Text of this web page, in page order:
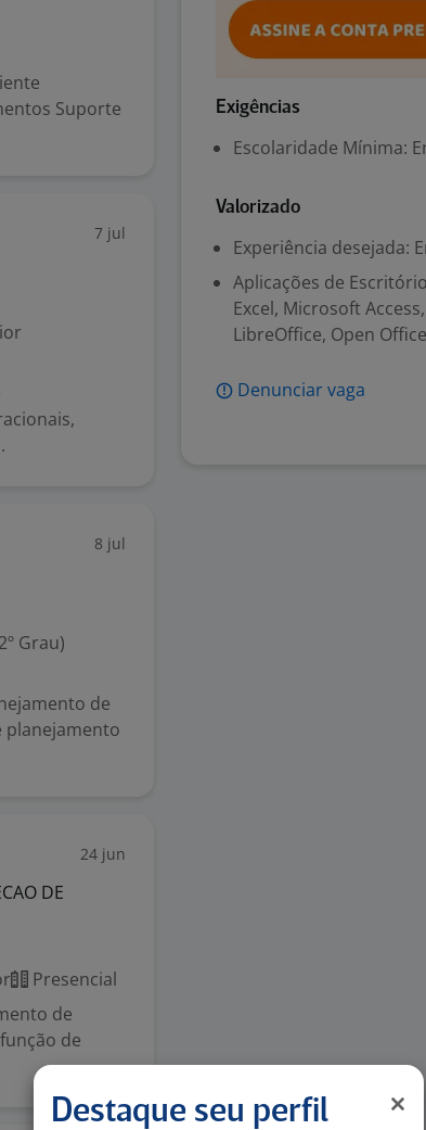
Suporte
7 jul
8 jul
Grau)
de
planejamento
24 jun
DE
Presencial
de
de
Exigências
Escolaridade Mínima:
Valorizado
Experiência desejada:
Aplicações de
Excel, Microsoft
LibreOffice, Open Office
Denunciar vaga
Destaque seu perfil